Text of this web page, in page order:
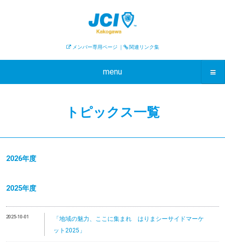
メンバー専用ページ ｜ 関連リンク集
menu
トピックス一覧
2026年度
2025年度
2025-10-01
「地域の魅力、ここに集まれ はりまシーサイドマーケ
ット2025」